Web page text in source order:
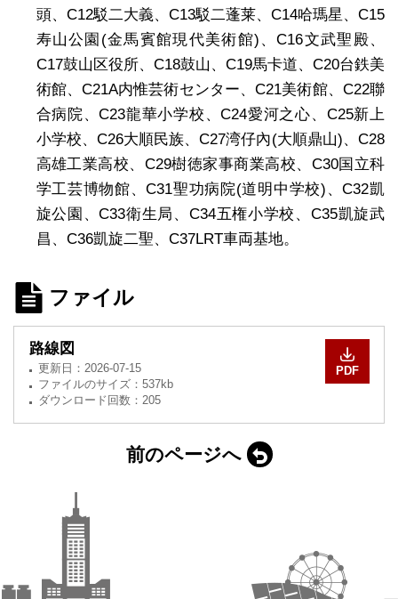
頭、C12駁二大義、C13駁二蓬莱、C14哈瑪星、C15
寿山公園(金馬賓館現代美術館)、C16文武聖殿、
C17鼓山区役所、C18鼓山、C19馬卡道、C20台鉄美
術館、C21A内惟芸術センター、C21美術館、C22聯
合病院、C23龍華小学校、C24愛河之心、C25新上
小学校、C26大順民族、C27湾仔內(大順鼎山)、C28
高雄工業高校、C29樹徳家事商業高校、C30国立科
学工芸博物館、C31聖功病院(道明中学校)、C32凱
旋公園、C33衛生局、C34五権小学校、C35凱旋武
昌、C36凱旋二聖、C37LRT車両基地。
ファイル
路線図
更新日： 2026-07-15
ファイルのサイズ：537kb
ダウンロード回数：205
PDF
前のページへ